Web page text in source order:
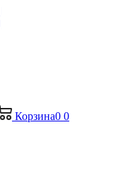
Корзина0 0